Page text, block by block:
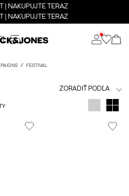
| NAKUPUJTE TERAZ
| NAKUPUJTE TERAZ
FESTIVAL
ZORADIŤ PODĽA